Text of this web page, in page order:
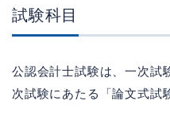
試験科目
公認会計士試験は、一次試
次試験にあたる「論文式試